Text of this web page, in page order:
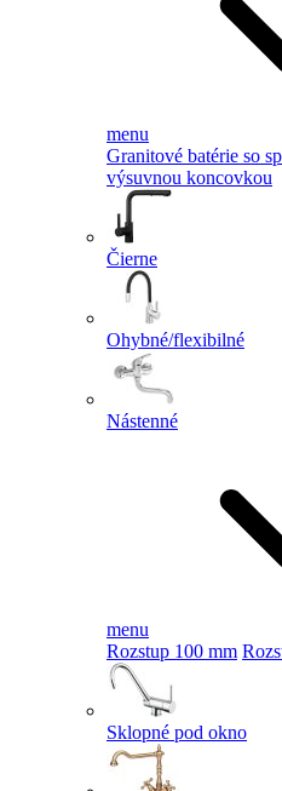
menu
Granitové batérie so
výsuvnou koncovkou
Čierne
Ohybné/flexibilné
Nástenné
menu
Rozstup 100 mm
Sklopné pod okno